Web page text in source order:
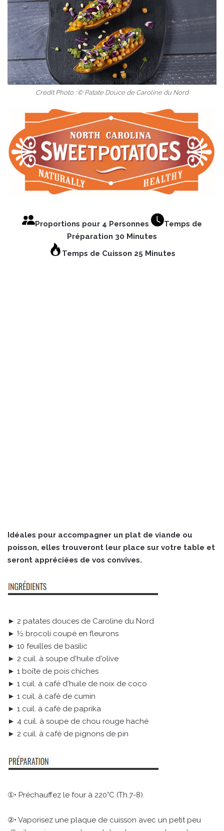
Crédit Photo : © Patate Douce de Caroline du Nord
Proportions pour 4 Personnes
Temps de
Préparation 30 Minutes
Temps de Cuisson 25 Minutes
Idéales pour accompagner un plat de viande ou
poisson, elles trouveront leur place sur votre table et
seront appréciées de vos convives.
► 2 patates douces de Caroline du Nord
► ½ brocoli coupé en fleurons
► 10 feuilles de basilic
► 2 cuil. à soupe d'huile d'olive
► 1 boîte de pois chiches
► 1 cuil. à café d'huile de noix de coco
► 1 cuil. à café de cumin
► 1 cuil. à café de paprika
► 4 cuil. à soupe de chou rouge haché
► 2 cuil. à café de pignons de pin
①• Préchauffez le four à 220°C (Th.7-8).
②• Vaporisez une plaque de cuisson avec un petit peu